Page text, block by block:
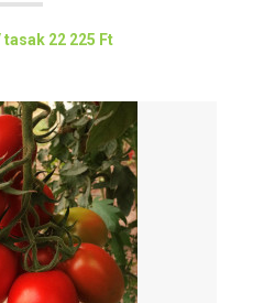
tasak 22 225 Ft